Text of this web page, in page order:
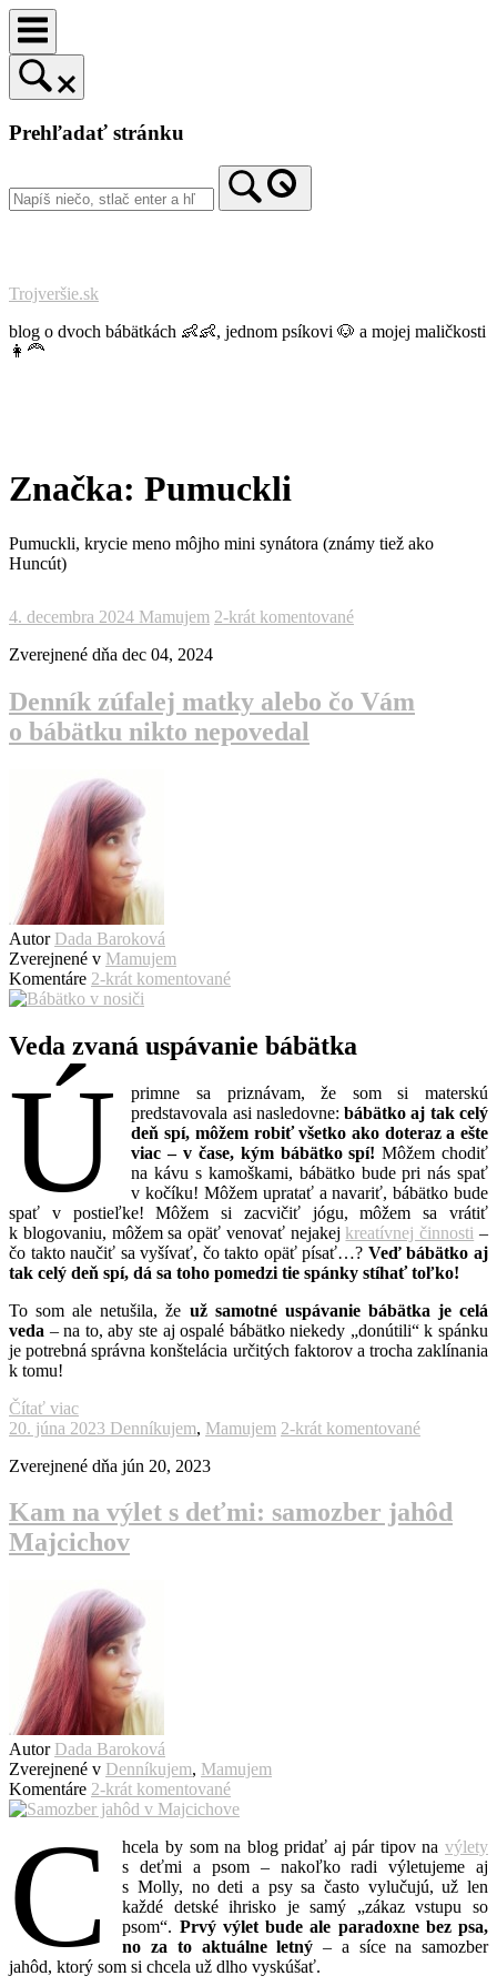
Prejsť
na
obsah
Prehľadať stránku
Trojveršie.sk
blog o dvoch bábätkách 👶👶, jednom psíkovi 🐶 a mojej maličkosti
👩‍🦰
Značka: Pumuckli
Pumuckli, krycie meno môjho mini synátora (známy tiež ako
Huncút)
4. decembra 2024 Mamujem 2-krát komentované
Zverejnené dňa dec 04, 2024
Denník zúfalej matky alebo čo Vám
o bábätku nikto nepovedal
Autor Dada Baroková
Zverejnené v Mamujem
Komentáre 2-krát komentované
Veda zvaná uspávanie bábätka
Ú
primne sa priznávam, že som si materskú
predstavovala asi nasledovne:bábätko aj tak celý
deň spí, môžem robiť všetko ako doteraz a ešte
viac – v čase, kým bábätko spí! Môžem chodiť
na kávu s kamoškami, bábätko bude pri nás spať
v kočíku! Môžem upratať a navariť, bábätko bude
spať v postieľke! Môžem si zacvičiť jógu, môžem sa vrátiť
k blogovaniu, môžem sa opäť venovať nejakej kreatívnej činnosti –
čo takto naučiť sa vyšívať, čo takto opäť písať…? Veď bábätko aj
tak celý deň spí, dá sa toho pomedzi tie spánky stíhať toľko!
To som ale netušila, že už samotné uspávanie bábätka je celá
veda – na to, aby ste aj ospalé bábätko niekedy „donútili“ k spánku
je potrebná správna konštelácia určitých faktorov a trocha zaklínania
k tomu!
Čítať viac
20. júna 2023 Denníkujem, Mamujem 2-krát komentované
Zverejnené dňa jún 20, 2023
Kam na výlet s deťmi: samozber jahôd
Majcichov
Autor Dada Baroková
Zverejnené v Denníkujem, Mamujem
Komentáre 2-krát komentované
C hcela by som na blog pridať aj pár tipov na výlety
s deťmi a psom – nakoľko radi výletujeme aj
s Molly, no deti a psy sa často vylučujú, už len
každé detské ihrisko je samý „zákaz vstupu so
psom“. Prvý výlet bude ale paradoxne bez psa,
no za to aktuálne letný – a síce na samozber
jahôd, ktorý som si chcela už dlho vyskúšať.